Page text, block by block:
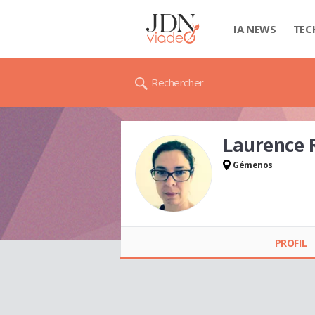
IA NEWS
Rechercher
Laurence
Gémenos
PROFIL